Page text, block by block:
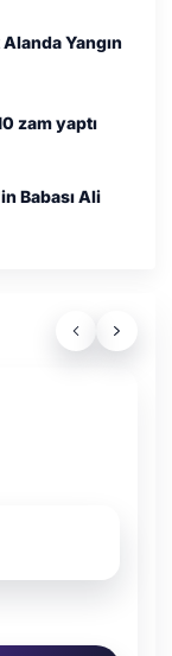
Yangın
zam yaptı
Babası Ali